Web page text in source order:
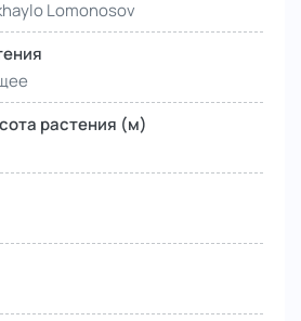
Lomonosov
растения (м)